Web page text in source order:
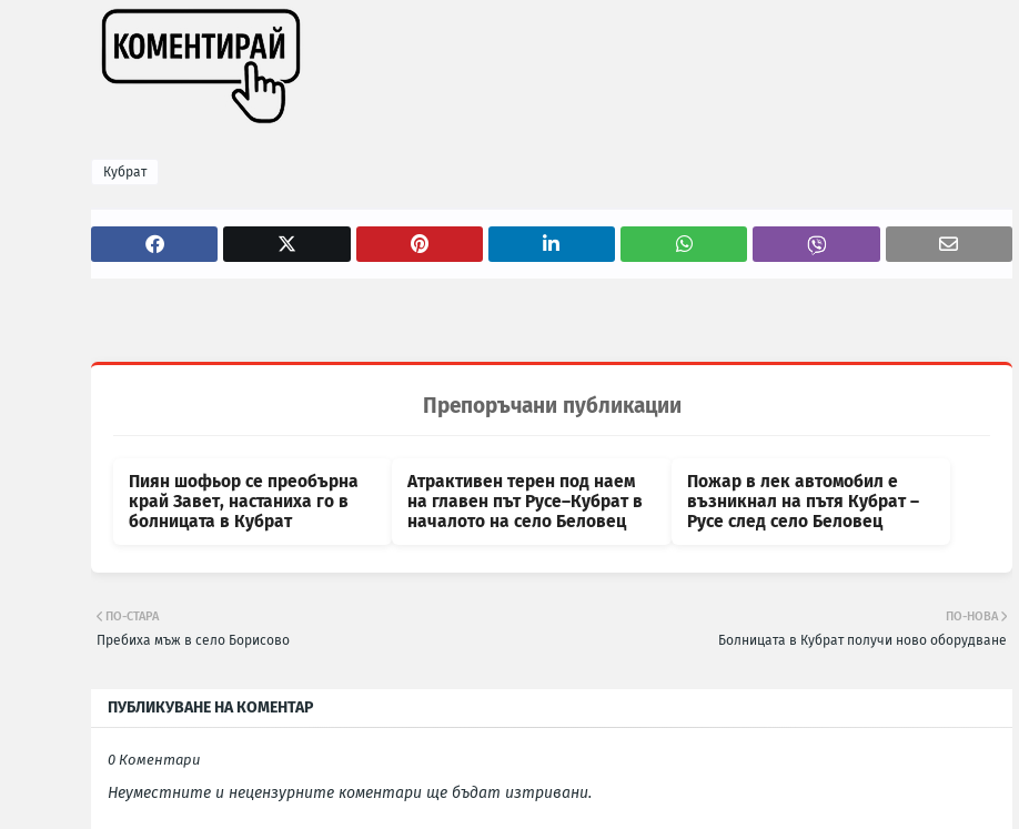
Кубрат
Препоръчани публикации
Пиян шофьор се преобърна
край Завет, настаниха го в
болницата в Кубрат
Атрактивен терен под наем
на главен път Русе–Кубрат в
началото на село Беловец
Пожар в лек автомобил е
възникнал на пътя Кубрат –
Русе след село Беловец
ПО-НОВА
Болницата в Кубрат получи ново оборудване
ПО-СТАРА
Пребиха мъж в село Борисово
ПУБЛИКУВАНЕ НА КОМЕНТАР
0 Коментари
Неуместните и нецензурните коментари ще бъдат изтривани.